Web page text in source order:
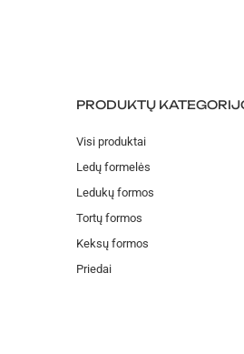
PRODUKTŲ
Visi produktai
Ledų formelės
Ledukų formos
Tortų formos
Keksų formos
Priedai